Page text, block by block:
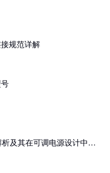
规范详解
及其在可调电源设计中的